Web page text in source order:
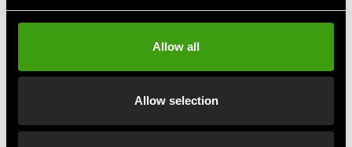
Allow all
Allow selection
Hurtig levering